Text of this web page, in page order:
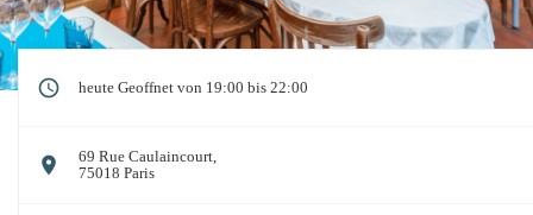
heute Geoffnet von 19:00 bis 22:00
69 Rue Caulaincourt,
75018 Paris((öffnet ein neues Fenster))